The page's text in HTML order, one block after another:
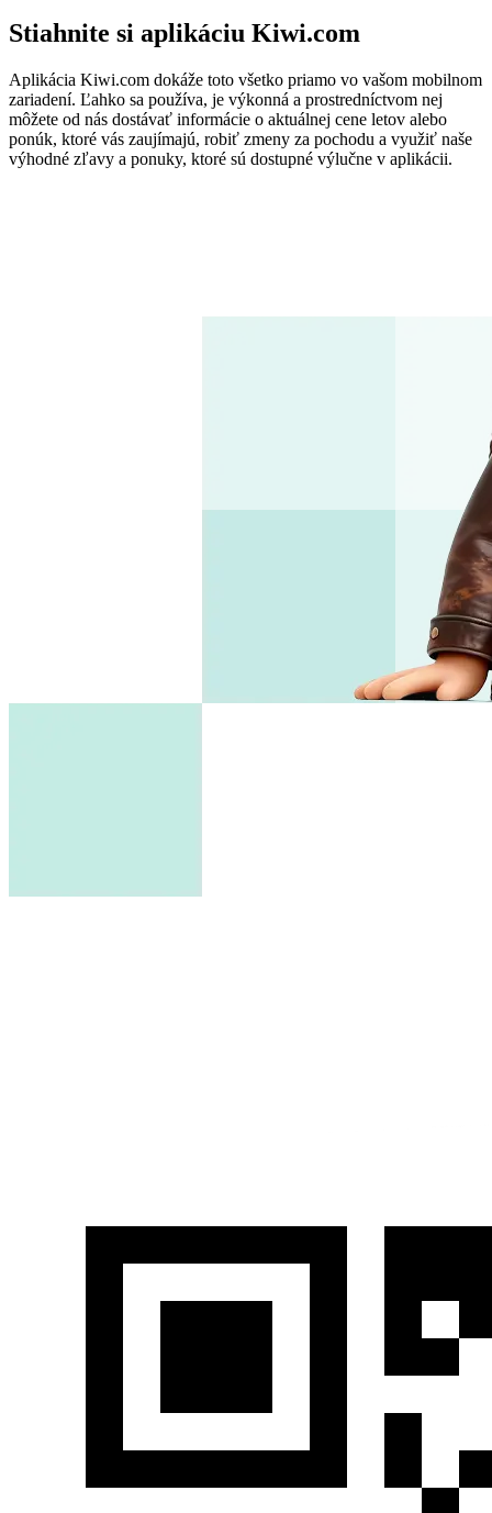
Stiahnite si aplikáciu Kiwi.com
Aplikácia Kiwi.com dokáže toto všetko priamo vo vašom mobilnom
zariadení. Ľahko sa používa, je výkonná a prostredníctvom nej
môžete od nás dostávať informácie o aktuálnej cene letov alebo
ponúk, ktoré vás zaujímajú, robiť zmeny za pochodu a využiť naše
výhodné zľavy a ponuky, ktoré sú dostupné výlučne v aplikácii.